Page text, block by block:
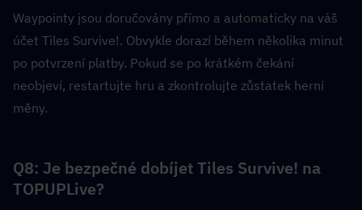
Waypointy jsou doručovány přímo a automaticky na váš
účet Tiles Survive!. Obvykle dorazí během několika minut
po potvrzení platby. Pokud se po krátkém čekání
neobjeví, restartujte hru a zkontrolujte zůstatek herní
měny.
Q8: Je bezpečné dobíjet Tiles Survive! na
TOPUPLive?